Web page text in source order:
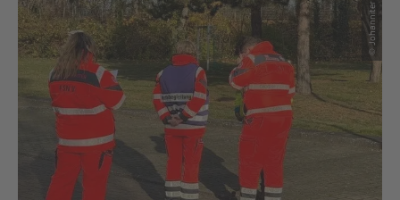
© Johanniter